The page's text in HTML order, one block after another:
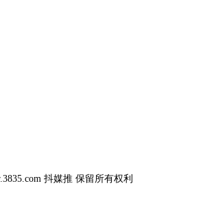
抖媒推 保留所有权利